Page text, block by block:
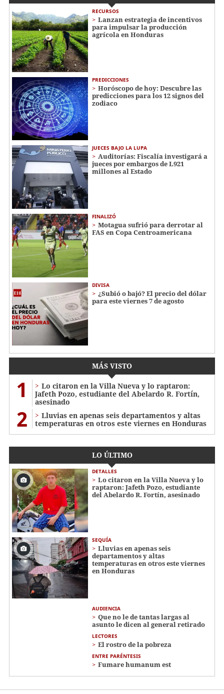
RECURSOS
Lanzan estrategia de incentivos
para impulsar la producción
agrícola en Honduras
PREDICCIONES
Horóscopo de hoy: Descubre las
predicciones para los 12 signos del
zodiaco
JUECES BAJO LA LUPA
Auditorías: Fiscalía investigará a
jueces por embargos de L921
millones al Estado
FINALIZÓ
Motagua sufrió para derrotar al
FAS en Copa Centroamericana
DIVISA
¿Subió o bajó? El precio del dólar
para este viernes 7 de agosto
MÁS VISTO
1
Lo citaron en la Villa Nueva y lo raptaron:
Jafeth Pozo, estudiante del Abelardo R. Fortín,
asesinado
2
Lluvias en apenas seis departamentos y altas
temperaturas en otros este viernes en Honduras
LO ÚLTIMO
DETALLES
Lo citaron en la Villa Nueva y lo
raptaron: Jafeth Pozo, estudiante
del Abelardo R. Fortín, asesinado
SEQUÍA
Lluvias en apenas seis
departamentos y altas
temperaturas en otros este viernes
en Honduras
AUDIENCIA
Que no le de tantas largas al
asunto le dicen al general retirado
LECTORES
El rostro de la pobreza
ENTRE PARÉNTESIS
Fumare humanum est